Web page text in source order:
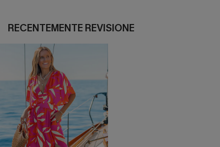
RECENTEMENTE REVISIONE